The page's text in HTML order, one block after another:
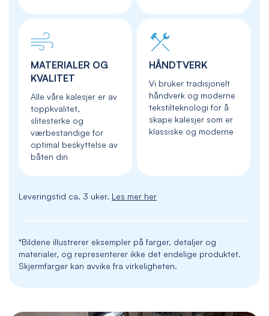
MATERIALER OG
KVALITET
Alle våre kalesjer er av
toppkvalitet,
slitesterke og
værbestandige for
optimal beskyttelse av
båten din
HÅNDTVERK
Vi bruker tradisjonelt
håndverk og moderne
tekstilteknologi for å
skape kalesjer som er
klassiske og moderne
Leveringstid ca. 3 uker. Les mer her
*Bildene illustrerer eksempler på farger, detaljer og
materialer, og representerer ikke det endelige produktet.
Skjermfarger kan avvike fra virkeligheten.